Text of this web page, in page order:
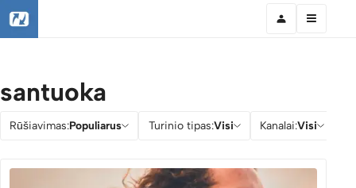
santuoka
Rūšiavimas:Populiarus Turinio tipas:Visi Kanalai:Visi